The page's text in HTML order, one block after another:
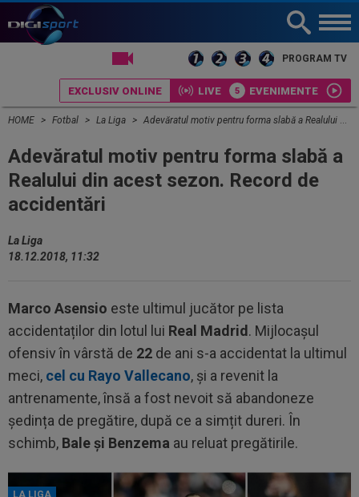
PROGRAM TV
EXCLUSIV ONLINE LIVE EVENIMENTE
HOME Fotbal La Liga Adevăratul motiv pentru forma slabă a Realului din acest sezon. Record de accidentări
Adevăratul motiv pentru forma slabă a
Realului din acest sezon. Record de
accidentări
La Liga
18.12.2018, 11:32
Marco Asensio este ultimul jucător pe lista
accidentaților din lotul lui Real Madrid . Mijlocașul
ofensiv în vârstă de 22 de ani s-a accidentat la ultimul
meci, cel cu Rayo Vallecano, și a revenit la
antrenamente, însă a fost nevoit să abandoneze
ședința de pregătire, după ce a simțit dureri. În
schimb, Bale și Benzema au reluat pregătirile.
LA LIGA